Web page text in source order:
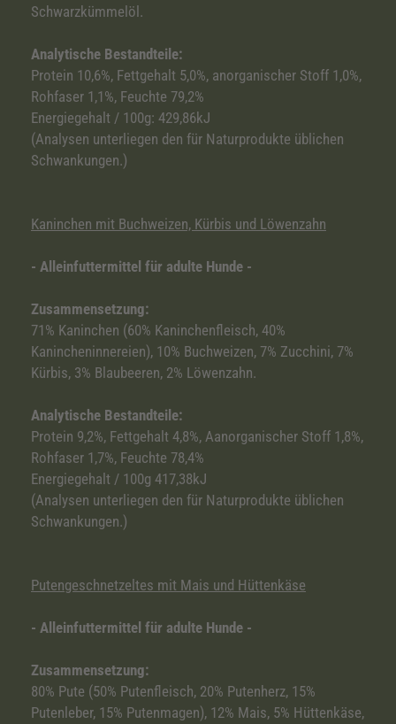
Schwarzkümmelöl.
Analytische Bestandteile:
Protein 10,6%, Fettgehalt 5,0%, anorganischer Stoff 1,0%,
Rohfaser 1,1%, Feuchte 79,2%
Energiegehalt / 100g: 429,86kJ
(Analysen unterliegen den für Naturprodukte üblichen
Schwankungen.)
Kaninchen mit Buchweizen, Kürbis und Löwenzahn
- Alleinfuttermittel für adulte Hunde -
Zusammensetzung:
71% Kaninchen (60% Kaninchenfleisch, 40%
Kanincheninnereien), 10% Buchweizen, 7% Zucchini, 7%
Kürbis, 3% Blaubeeren, 2% Löwenzahn.
Analytische Bestandteile:
Protein 9,2%, Fettgehalt 4,8%, Aanorganischer Stoff 1,8%,
Rohfaser 1,7%, Feuchte 78,4%
Energiegehalt / 100g 417,38kJ
(Analysen unterliegen den für Naturprodukte üblichen
Schwankungen.)
Putengeschnetzeltes mit Mais und Hüttenkäse
- Alleinfuttermittel für adulte Hunde -
Zusammensetzung:
80% Pute (50% Putenfleisch, 20% Putenherz, 15%
Putenleber, 15% Putenmagen), 12% Mais, 5% Hüttenkäse,